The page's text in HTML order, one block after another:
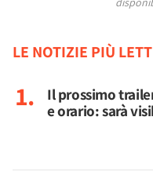
LE NOTIZIE PIÙ
Il prossimo
e orario: sarà